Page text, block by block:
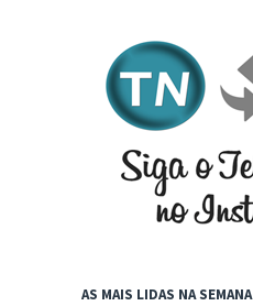
AS MAIS LIDAS NA SEMANA